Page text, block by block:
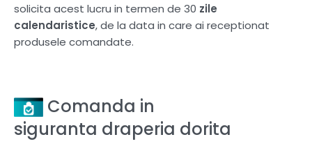
solicita acest lucru in termen de 30 zile
calendaristice, de la data in care ai receptionat
produsele comandate.
Comanda in
siguranta draperia dorita